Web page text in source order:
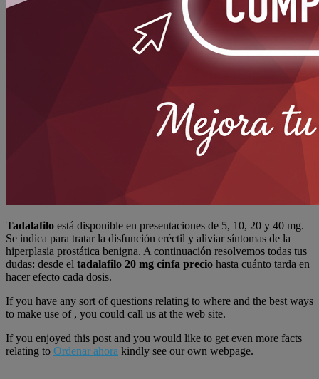
Tadalafilo está disponible en presentaciones de 5, 10, 20 y 40 mg.
Se indica para tratar la disfunción eréctil y aliviar síntomas de la
hiperplasia prostática benigna. A continuación resolvemos todas tus
dudas: desde el tadalafilo 20 mg cinfa precio hasta cuánto tarda en
hacer efecto cada dosis.
If you have any sort of questions relating to where and the best ways
to make use of , you could call us at the web site.
If you enjoyed this post and you would like to get even more facts
relating to Ordenar ahora kindly see our own webpage.